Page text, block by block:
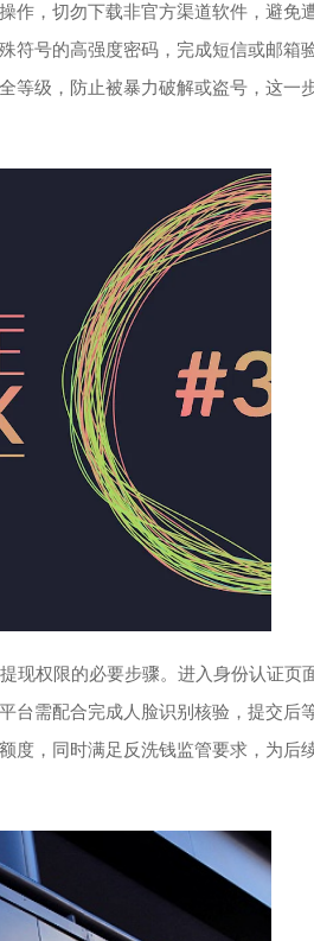
作，切勿下载非官方渠道软件，避免
符号的高强度密码，完成短信或邮箱
等级，防止被暴力破解或盗号，这一
现权限的必要步骤。进入身份认证页
台需配合完成人脸识别核验，提交后
度，同时满足反洗钱监管要求，为后